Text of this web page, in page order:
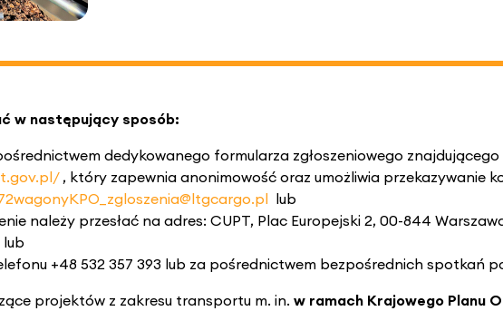
w następujący sposób:
dedykowanego formularza zgłoszeniowego znajdującego
, który zapewnia anonimowość oraz umożliwia przekazywanie
lub
należy przesłać na adres: CUPT, Plac Europejski 2, 00-844
lub
+48 532 357 393 lub za pośrednictwem bezpośrednich spotkań
projektów z zakresu transportu m. in. w ramach Krajowego Planu